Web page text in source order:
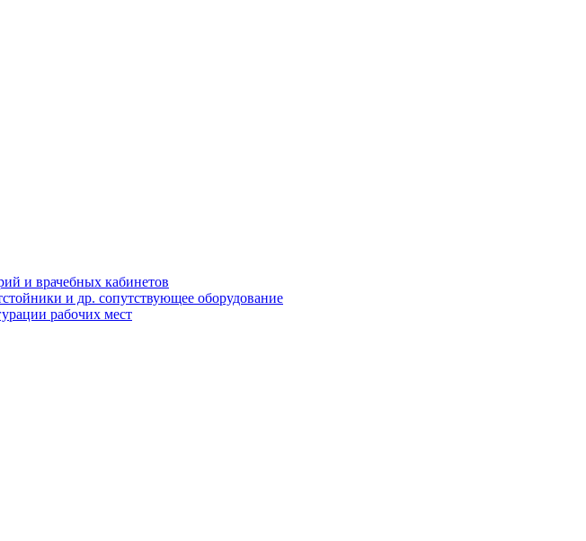
и врачебных кабинетов
и др. сопутствующее оборудование
рабочих мест